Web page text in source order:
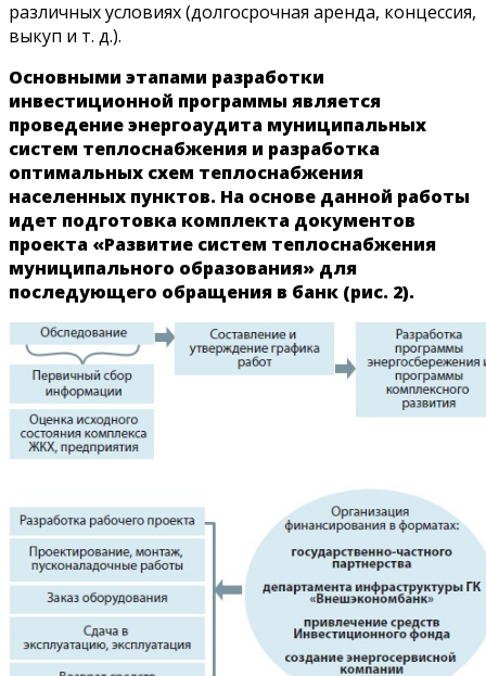
различных условиях (долгосрочная аренда, концессия,
выкуп и т. д.).
Основными этапами разработки
инвестиционной программы является
проведение энергоаудита муниципальных
систем теплоснабжения и разработка
оптимальных схем теплоснабжения
населенных пунктов. На основе данной работы
идет подготовка комплекта документов
проекта «Развитие систем теплоснабжения
муниципального образования» для
последующего обращения в банк (рис. 2).